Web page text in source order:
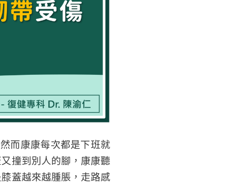
而康康每次都是下班就
撞到別人的腳，康康聽
蓋越來越腫脹，走路感